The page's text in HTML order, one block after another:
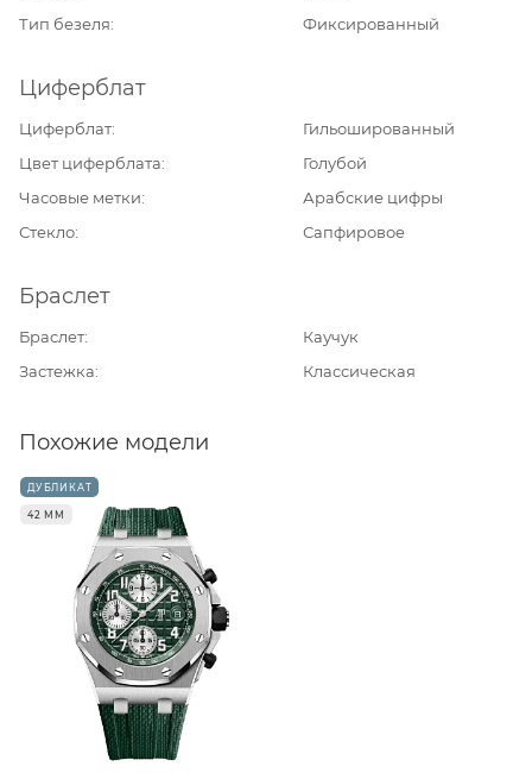
Тип безеля
Фиксированный
Циферблат
Циферблат
Гильошированный
Цвет циферблата
Голубой
Часовые метки
Арабские цифры
Стекло
Сапфировое
Браслет
Браслет
Каучук
Застежка
Классическая
Похожие модели
ДУБЛИКАТ
42 ММ